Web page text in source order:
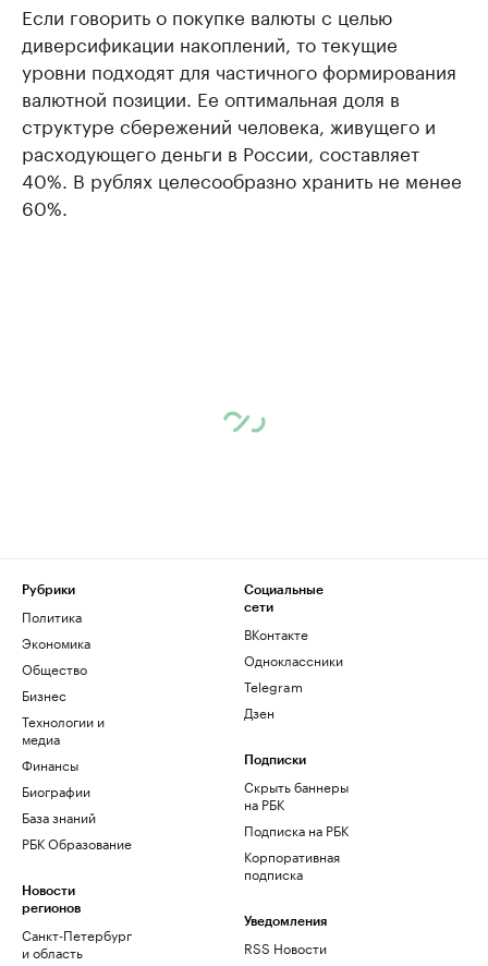
Если говорить о покупке валюты с целью
диверсификации накоплений, то текущие
уровни подходят для частичного формирования
валютной позиции. Ее оптимальная доля в
структуре сбережений человека, живущего и
расходующего деньги в России, составляет
40%. В рублях целесообразно хранить не менее
60%.
Рубрики
Политика
Экономика
Общество
Бизнес
Технологии и
медиа
Финансы
Биографии
База знаний
РБК Образование
Новости
регионов
Санкт-Петербург
и область
Социальные
сети
ВКонтакте
Одноклассники
Telegram
Дзен
Подписки
Скрыть баннеры
на РБК
Подписка на РБК
Корпоративная
подписка
Уведомления
RSS Новости